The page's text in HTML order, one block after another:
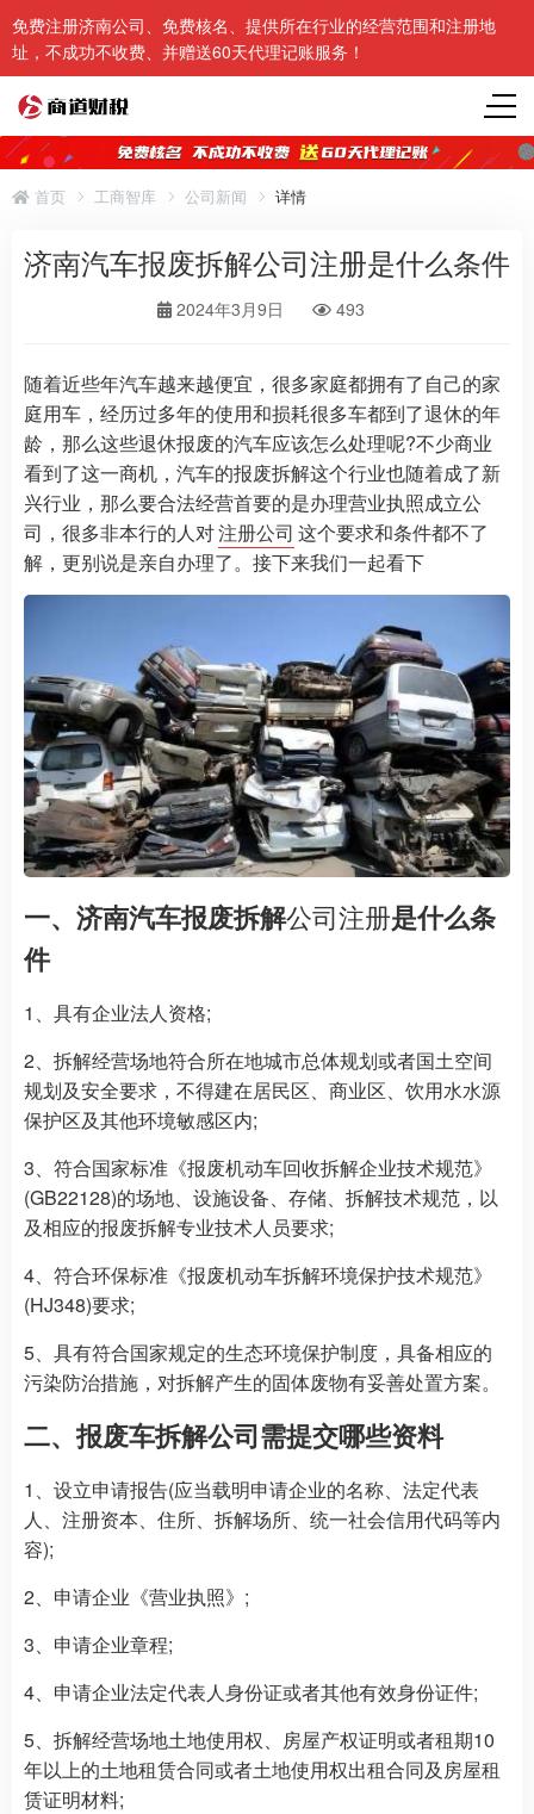
免费注册济南公司、免费核名、提供所在行业的经营范围和注册地
址，不成功不收费、并赠送60天代理记账服务！
首页 工商智库 公司新闻 详情
济南汽车报废拆解公司注册是什么条件
2024年3月9日 493
随着近些年汽车越来越便宜，很多家庭都拥有了自己的家
庭用车，经历过多年的使用和损耗很多车都到了退休的年
龄，那么这些退休报废的汽车应该怎么处理呢?不少商业
看到了这一商机，汽车的报废拆解这个行业也随着成了新
兴行业，那么要合法经营首要的是办理营业执照成立公
司，很多非本行的人对注册公司 这个要求和条件都不了
解，更别说是亲自办理了。接下来我们一起看下
一、济南汽车报废拆解公司注册是什么条
件
1、具有企业法人资格;
2、拆解经营场地符合所在地城市总体规划或者国土空间
规划及安全要求，不得建在居民区、商业区、饮用水水源
保护区及其他环境敏感区内;
3、符合国家标准《报废机动车回收拆解企业技术规范》
(GB22128)的场地、设施设备、存储、拆解技术规范，以
及相应的报废拆解专业技术人员要求;
4、符合环保标准《报废机动车拆解环境保护技术规范》
(HJ348)要求;
5、具有符合国家规定的生态环境保护制度，具备相应的
污染防治措施，对拆解产生的固体废物有妥善处置方案。
二、报废车拆解公司需提交哪些资料
1、设立申请报告(应当载明申请企业的名称、法定代表
人、注册资本、住所、拆解场所、统一社会信用代码等内
容);
2、申请企业《营业执照》;
3、申请企业章程;
4、申请企业法定代表人身份证或者其他有效身份证件;
5、拆解经营场地土地使用权、房屋产权证明或者租期10
年以上的土地租赁合同或者土地使用权出租合同及房屋租
赁证明材料;